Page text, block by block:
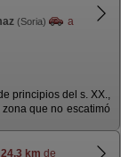
(Soria)
a
principios del s. XX.,
que no escatimó
24,3 km de